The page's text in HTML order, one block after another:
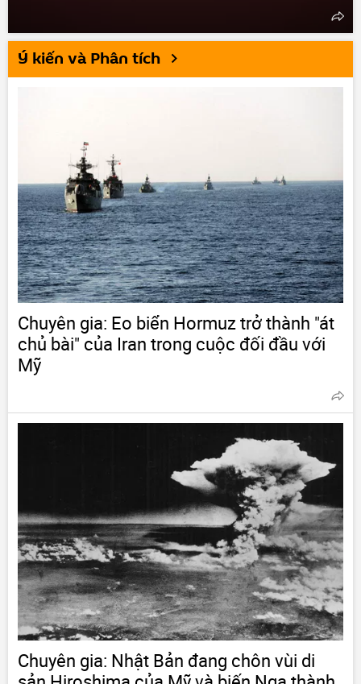
Ý kiến và Phân tích
Chuyên gia: Eo biển Hormuz trở thành "át
chủ bài" của Iran trong cuộc đối đầu với
Mỹ
Chuyên gia: Nhật Bản đang chôn vùi di